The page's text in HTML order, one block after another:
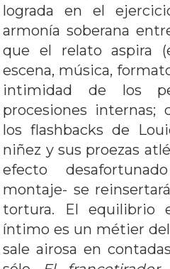
lograda en el
armonía soberana
que el relato aspira
escena, música,
intimidad de los
procesiones internas;
los flashbacks de
niñez y sus proezas
efecto
montaje- se
tortura. El equilibrio
íntimo es un métier
sale airosa en